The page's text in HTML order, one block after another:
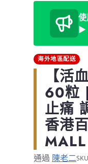
►
海外地區配送
【活
60粒
止痛
香港
通過 陳老二